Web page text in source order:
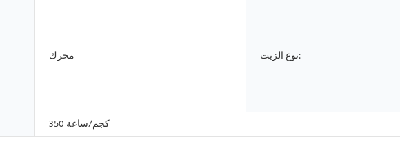
محرك نوع الزيت:
350 كجم/ساعة